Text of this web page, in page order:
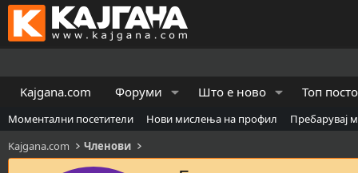
Kajgana.com Форуми Што е ново Топ
Моментални посетители Нови мислења на профил
Пребарувај
Kajgana.com
Членови